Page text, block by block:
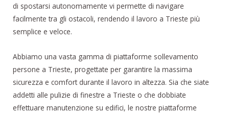
di spostarsi autonomamente vi permette di navigare
facilmente tra gli ostacoli, rendendo il lavoro a Trieste più
semplice e veloce.
Abbiamo una vasta gamma di piattaforme sollevamento
persone a Trieste, progettate per garantire la massima
sicurezza e comfort durante il lavoro in altezza. Sia che siate
addetti alle pulizie di finestre a Trieste o che dobbiate
effettuare manutenzione su edifici, le nostre piattaforme